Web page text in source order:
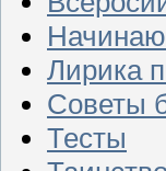
Лирика
Советы
Тесты